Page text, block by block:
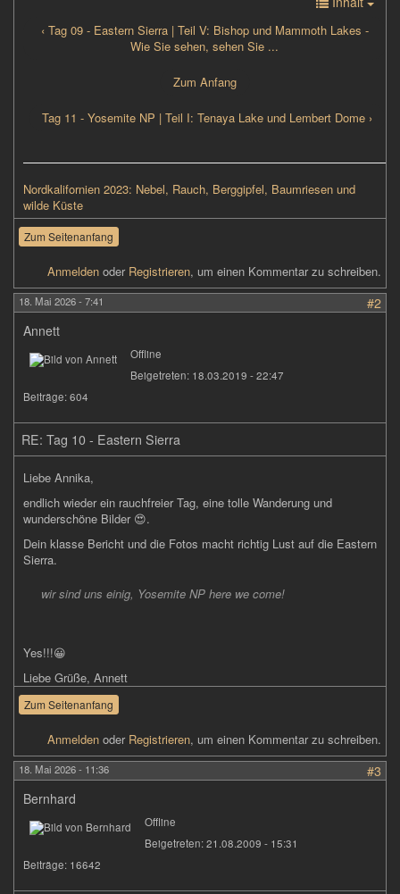
‹ Tag 09 - Eastern Sierra | Teil V: Bishop und Mammoth Lakes -
Wie Sie sehen, sehen Sie ...
Zum Anfang
Tag 11 - Yosemite NP | Teil I: Tenaya Lake und Lembert Dome ›
Nordkalifornien 2023: Nebel, Rauch, Berggipfel, Baumriesen und
wilde Küste
Zum Seitenanfang
Anmelden oder Registrieren, um einen Kommentar zu schreiben.
18. Mai 2026 - 7:41
#2
Annett
Offline
Beigetreten: 18.03.2019 - 22:47
Beiträge:604
RE: Tag 10 - Eastern Sierra
Liebe Annika,
endlich wieder ein rauchfreier Tag, eine tolle Wanderung und
wunderschöne Bilder 😍.
Dein klasse Bericht und die Fotos macht richtig Lust auf die Eastern
Sierra.
wir sind uns einig, Yosemite NP here we come!
Yes!!!😀
Liebe Grüße, Annett
Zum Seitenanfang
Anmelden oder Registrieren, um einen Kommentar zu schreiben.
18. Mai 2026 - 11:36
#3
Bernhard
Offline
Beigetreten:21.08.2009 - 15:31
Beiträge: 16642